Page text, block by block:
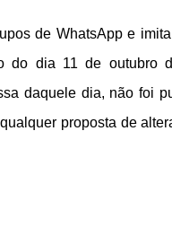
de WhatsApp e
do dia 11 de outubro
daquele dia, não foi
proposta de